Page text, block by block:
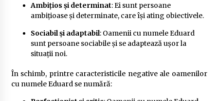
Ambițios și determinat: Ei sunt persoane
ambițioase și determinate, care își ating obiectivele.
Sociabil și adaptabil: Oamenii cu numele Eduard
sunt persoane sociabile și se adaptează ușor la
situații noi.
În schimb, printre caracteristicile negative ale oamenilor
cu numele Eduard se numără: